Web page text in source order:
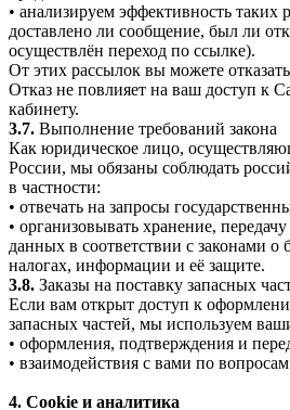
• анализируем эффективность таких
доставлено ли сообщение, был ли
осуществлён переход по ссылке).
От этих рассылок вы можете
Отказ не повлияет на ваш доступ к
кабинету.
3.7. Выполнение требований закона
Как юридическое лицо,
России, мы обязаны соблюдать
в частности:
• отвечать на запросы
• организовывать хранение,
данных в соответствии с законами о
налогах, информации и её защите.
3.8. Заказы на поставку запасных
Если вам открыт доступ к
запасных частей, мы используем
• оформления, подтверждения и
• взаимодействия с вами по
4. Cookie и аналитика